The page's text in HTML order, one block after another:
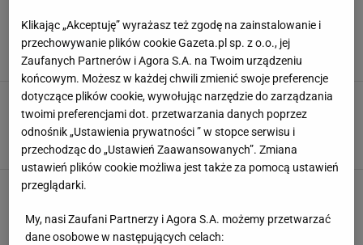
dodatków. Zrobisz je szybko i będą
najpyszniejsze
CHRUPIĄCE GOFRY GOFRY NEWS
Pasta jajeczna bez majonezu? To może się
udać. Poznaj alternatywę, której skład cię
zaskoczy
NEWS PASTA JAJECZNA PASTA KANAPKOWA
JAJECZNICA JAJKA ŚNIADANIA
Klikając „Akceptuję” wyrażasz też zgodę na zainstalowanie i
przechowywanie plików cookie Gazeta.pl sp. z o.o., jej
Zaufanych Partnerów i Agora S.A. na Twoim urządzeniu
końcowym. Możesz w każdej chwili zmienić swoje preferencje
dotyczące plików cookie, wywołując narzędzie do zarządzania
twoimi preferencjami dot. przetwarzania danych poprzez
odnośnik „Ustawienia prywatności ” w stopce serwisu i
przechodząc do „Ustawień Zaawansowanych”. Zmiana
ustawień plików cookie możliwa jest także za pomocą ustawień
przeglądarki.
My, nasi Zaufani Partnerzy i Agora S.A. możemy przetwarzać
dane osobowe w następujących celach: